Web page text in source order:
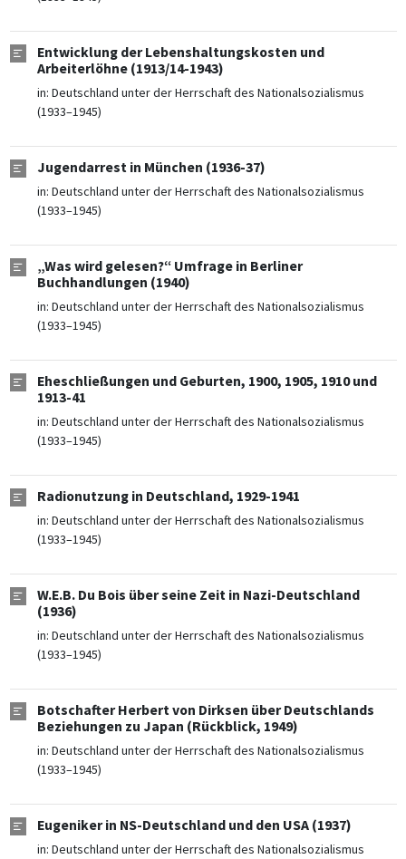
Entwicklung der Lebenshaltungskosten und
Arbeiterlöhne (1913/14-1943)
in: Deutschland unter der Herrschaft des Nationalsozialismus
(1933–1945)
Jugendarrest in München (1936-37)
in: Deutschland unter der Herrschaft des Nationalsozialismus
(1933–1945)
„Was wird gelesen?“ Umfrage in Berliner
Buchhandlungen (1940)
in: Deutschland unter der Herrschaft des Nationalsozialismus
(1933–1945)
Eheschließungen und Geburten, 1900, 1905, 1910 und
1913-41
in: Deutschland unter der Herrschaft des Nationalsozialismus
(1933–1945)
Radionutzung in Deutschland, 1929-1941
in: Deutschland unter der Herrschaft des Nationalsozialismus
(1933–1945)
W.E.B. Du Bois über seine Zeit in Nazi-Deutschland
(1936)
in: Deutschland unter der Herrschaft des Nationalsozialismus
(1933–1945)
Botschafter Herbert von Dirksen über Deutschlands
Beziehungen zu Japan (Rückblick, 1949)
in: Deutschland unter der Herrschaft des Nationalsozialismus
(1933–1945)
Eugeniker in NS-Deutschland und den USA (1937)
in: Deutschland unter der Herrschaft des Nationalsozialismus